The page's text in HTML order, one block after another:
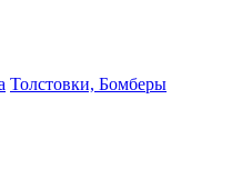
Толстовки, Бомберы